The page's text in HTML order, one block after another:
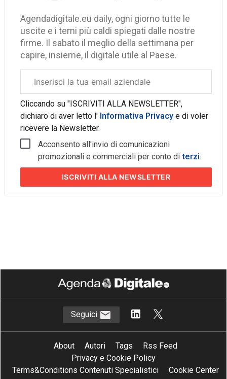
Agendadigitale.eu daily, ogni giorno tutte le
uscite e i temi più caldi spiegati dalle nostre
firme. Il sabato il meglio della settimana per
capire, insieme, il digitale utile al Paese.
aziendale
Cliccando su "ISCRIVITI ALLA NEWSLETTER",
dichiaro di aver letto l' Informativa Privacye di voler
ricevere la Newsletter.
Acconsento all'invio di comunicazioni
promozionali e commerciali per conto diterzi.
ISCRIVITI ALLA NEWSLETTER
Seguici
About Autori Tags
Rss Feed
Privacy e Cookie Policy
Terms&Conditions Contenuti Specialistici
Cookie Center